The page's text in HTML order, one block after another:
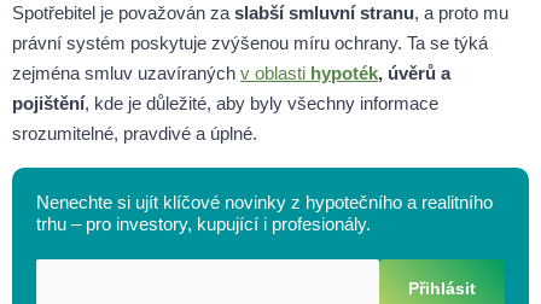
Spotřebitel je považován za slabší smluvní stranu, a proto mu
právní systém poskytuje zvýšenou míru ochrany. Ta se týká
zejména smluv uzavíraných v oblasti hypoték, úvěrů a
pojištění, kde je důležité, aby byly všechny informace
srozumitelné, pravdivé a úplné.
Nenechte si ujít klíčové novinky z hypotečního a realitního
trhu – pro investory, kupující i profesionály.
Přihlásit